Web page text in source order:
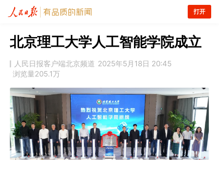
打开
北京理工大学人工智能学院成立
人民日报客户端北京频道 2025年5月18日 20:45
浏览量205.1万